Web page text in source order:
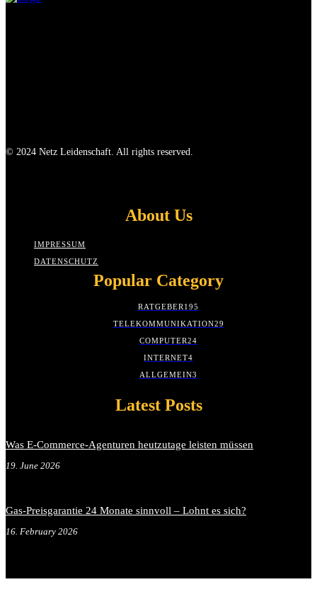
© 2024 Netz Leidenschaft. All rights reserved.
About Us
IMPRESSUM
DATENSCHUTZ
Popular Category
RATGEBER 195
TELEKOMMUNIKATION29
COMPUTER24
INTERNET4
ALLGEMEIN3
Latest Posts
Was E-Commerce-Agenturen heutzutage leisten müssen
19. June 2026
Gas-Preisgarantie 24 Monate sinnvoll – Lohnt es sich?
16. February 2026